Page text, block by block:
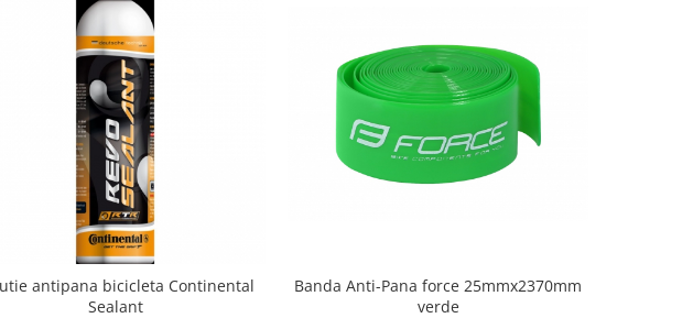
antipana bicicleta Continental
Sealant
Banda Anti-Pana force 25mmx2370mm
verde